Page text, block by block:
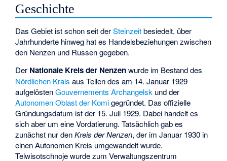
Geschichte
Das Gebiet ist schon seit derSteinzeitbesiedelt, über
Jahrhunderte hinweg hat es Handelsbeziehungen zwischen
den Nenzen und Russen gegeben.
Der Nationale Kreis der Nenzenwurde im Bestand des
Nördlichen Krais aus Teilen des am 14. Januar 1929
aufgelöstenGouvernements Archangelsk und der
Autonomen Oblast der Komigegründet. Das offizielle
Gründungsdatum ist der 15. Juli 1929. Dabei handelt es
sich aber um eine Vordatierung. Tatsächlich gab es
zunächst nur denKreis der Nenzen, der im Januar 1930 in
einen Autonomen Kreis umgewandelt wurde.
Telwisotschnojewurde zum Verwaltungszentrum